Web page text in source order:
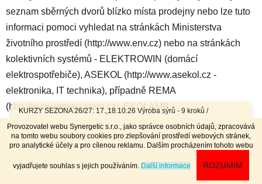
Provozovatel webu Synergetic s.r.o., jako správce osobních údajů, zpracovává
na tomto webu soubory cookies pro zlepšování prostředí webových stránek,
pro analytické účely a pro cílenou reklamu. Dalším procházením tohoto webu
vyjadřujete souhlas s jejich používáním. Další informace ROZUMÍM
KURZY SEZONA 26/27: 17.,18.10.26 Výroba sýrů - 9 kroků /
7.11.26 Bochníky - tvrdé zrající sýry / 8.11.26 Jogurty, Zákysy, Kefír
a Tvaroh + Hnětené a Tažené sýry/ 23.,24.1.27 Sýry doma /
20.,21.3.27 Výroba sýrů - 9 kroků / 10.4.27 Plísňáky - zrající sýry s
plísní / 11.4.27 Bochníky - tvrdé zrající sýry / 29.4..-2.5.27 Sýry 4
dny - komplet // Přihlášky na www.dobrykurz.cz //
seznam sběrných dvorů blízko místa prodejny nebo lze tuto
informaci pomoci vyhledat na stránkách Ministerstva
životního prostředí (http://www.env.cz) nebo na stránkách
kolektivních systémů - ELEKTROWIN (domácí
elektrospotřebiče), ASEKOL (http://www.asekol.cz -
elektronika, IT technika), případně REMA
(http://www.remasystem.cz), EKOLAMP
(http://www.ekolamp.cz - osvětlovací technika), ECOBAT
((http://www.ecobat.cz - přenosné baterie).
V rámci novelizace zákona musí dovozce nebo výrobce